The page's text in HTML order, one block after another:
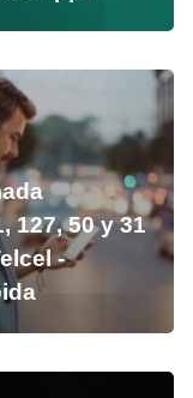
127, 50 y 31
-